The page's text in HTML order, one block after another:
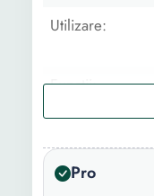
Utilizare:
Functii:
Pro